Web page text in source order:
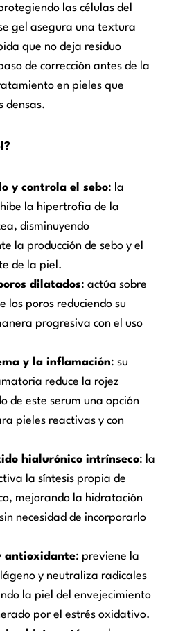
las células del
gel asegura una textura
que no deja residuo
de corrección antes de la
en pieles que
densas.
y controla el sebo: la
la hipertrofia de la
disminuyendo
la producción de sebo y el
de la piel.
dilatados: actúa sobre
los poros reduciendo su
progresiva con el uso
y la inflamación: su
reduce la rojez
de este serum una opción
pieles reactivas y con
hialurónico intrínseco: la
la síntesis propia de
mejorando la hidratación
necesidad de incorporarlo
antioxidante: previene la
y neutraliza radicales
la piel del envejecimiento
por el estrés oxidativo.